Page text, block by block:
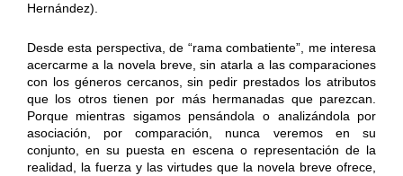
Hernández).
Desde esta perspectiva, de “rama combatiente”, me interesa
acercarme a la novela breve, sin atarla a las comparaciones
con los géneros cercanos, sin pedir prestados los atributos
que los otros tienen por más hermanadas que parezcan.
Porque mientras sigamos pensándola o analizándola por
asociación, por comparación, nunca veremos en su
conjunto, en su puesta en escena o representación de la
realidad, la fuerza y las virtudes que la novela breve ofrece,